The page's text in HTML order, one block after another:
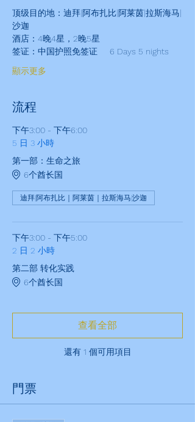
顶级目的地：迪拜|阿布扎比|阿莱茵|拉斯海马|
酒店：4晚4星，2晚5星
顯示更多
流程
下午3:00 - 下午6:00
5 日 3 小時
第一部：生命之旅
6个酋长国
迪拜|阿布扎比｜阿莱茵｜拉斯海马|沙迦
下午3:00 - 下午5:00
2 日 2 小時
第二部 转化实践
6个酋长国
還有 1 個可用項目
查看全部
門票